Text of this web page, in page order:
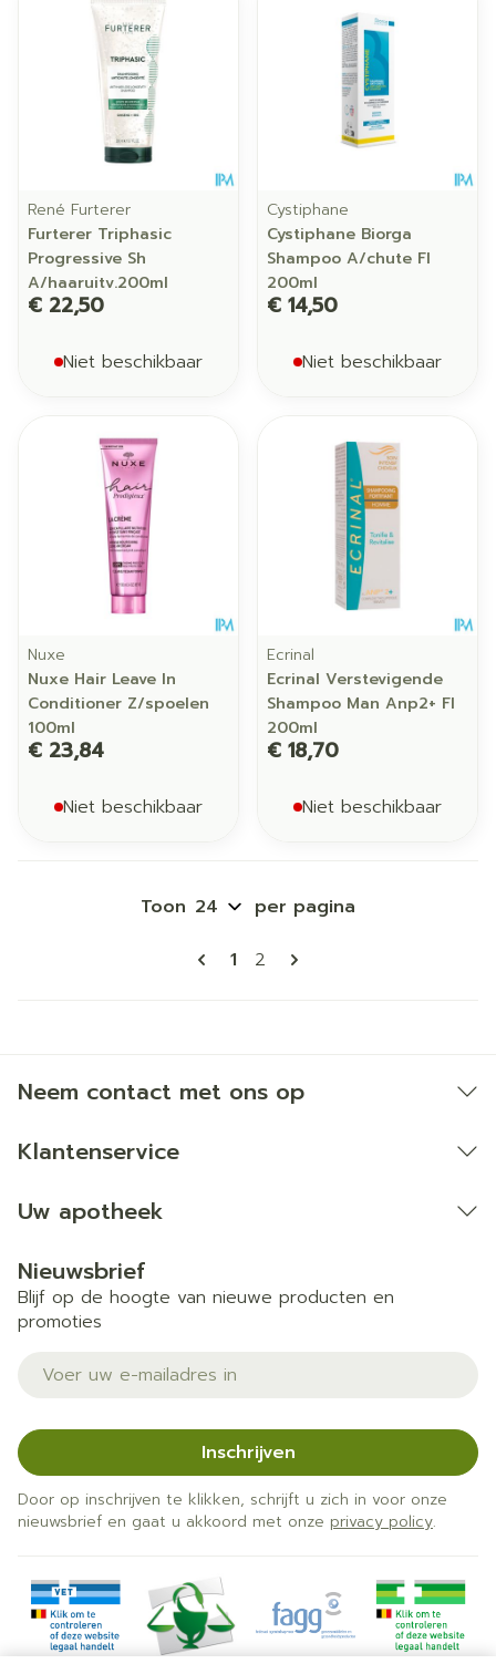
René Furterer
Furterer Triphasic
Progressive Sh
A/haaruitv.200ml
€ 22,50
Niet beschikbaar
Cystiphane
Cystiphane Biorga
Shampoo A/chute Fl
200ml
€ 14,50
Niet beschikbaar
Nuxe
Nuxe Hair Leave In
Conditioner Z/spoelen
100ml
€ 23,84
Niet beschikbaar
Ecrinal
Ecrinal Verstevigende
Shampoo Man Anp2+ Fl
200ml
€ 18,70
Niet beschikbaar
Pagina's
U lees momenteel pagina
1 Pagina
2
Toon per pagina
Neem contact met ons op
Klantenservice
Uw apotheek
Nieuwsbrief
Blijf op de hoogte van nieuwe producten en
promoties
E-mail adres
Inschrijven
Door op inschrijven te klikken, schrijft u zich in voor onze
nieuwsbrief en gaat u akkoord met onze privacy policy.